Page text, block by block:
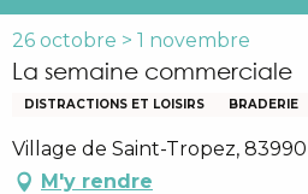
26 octobre > 1 novembre
La semaine commerciale
DISTRACTIONS ET LOISIRS BRADERIE
Village de Saint-Tropez,
M'y rendre